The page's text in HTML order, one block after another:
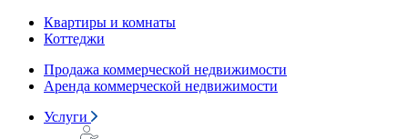
Квартиры и комнаты
Коттеджи
Продажа коммерческой недвижимости
Аренда коммерческой недвижимости
Услуги